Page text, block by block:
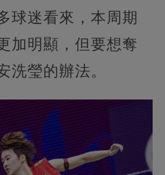
球迷看來，本周期
加明顯，但要想奪
洗瑩的辦法。